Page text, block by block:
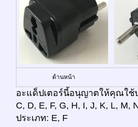
ด้านหน้า
อะแด็ปเตอร์นี้อนุญาตให้คุณใช้
C, D, E, F, G, H, I, J, K, L, M,
ประเภท: E, F